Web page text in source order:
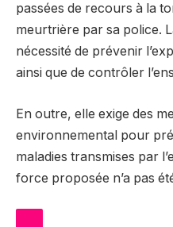
passées de recours à la
meurtrière par sa police.
nécessité de prévenir
ainsi que de contrôler
En outre, elle exige des
environnemental pour
maladies transmises par
force proposée n’a pas